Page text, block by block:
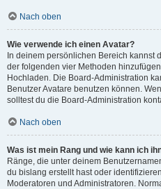
Nach oben
Wie verwende ich einen Avatar?
In deinem persönlichen Bereich kannst
der folgenden vier Methoden
Hochladen. Die Board-Administration
Benutzer Avatare benutzen können.
solltest du die Board-Administration
Nach oben
Was ist mein Rang und wie kann ich
Ränge, die unter deinem
du bislang erstellt hast oder
Moderatoren und Administratoren.